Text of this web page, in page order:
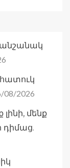
հատուկ
08/2026
մենք
դիմաց.